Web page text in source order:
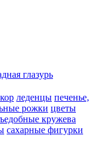
глазурь
леденцы печенье,
рожки цветы
кружева
сахарные фигурки